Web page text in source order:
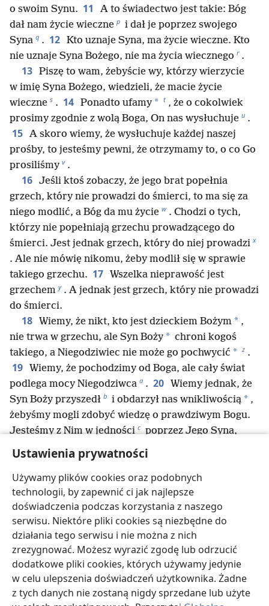
Ustawienia prywatności
Używamy plików cookies oraz podobnych
technologii, by zapewnić ci jak najlepsze
doświadczenia podczas korzystania z naszego
serwisu. Niektóre pliki cookies są niezbędne do
działania tego serwisu i nie można z nich
zrezygnować. Możesz wyrazić zgodę lub odrzucić
dodatkowe pliki cookies, których używamy jedynie
w celu ulepszenia doświadczeń użytkownika. Żadne
z tych danych nie zostaną nigdy sprzedane lub użyte
o swoim Synu. 11
A to świadectwo jest takie: Bóg
dał nam życie wieczne p i dał je poprzez swojego
Syna q . 12 Kto uznaje Syna, ma życie wieczne. Kto
nie uznaje Syna Bożego, nie ma życia wiecznego r .
13 Piszę to wam, żebyście wy, którzy wierzycie
w imię Syna Bożego, wiedzieli, że macie życie
wieczne s . 14 Ponadto ufamy * t , że o cokolwiek
prosimy zgodnie z wolą Boga, On nas wysłuchuje u .
15 A skoro wiemy, że wysłuchuje każdej naszej
prośby, to jesteśmy pewni, że otrzymamy to, o co Go
prosiliśmy v .
16 Jeśli ktoś zobaczy, że jego brat popełnia
grzech, który nie prowadzi do śmierci, to ma się za
niego modlić, a Bóg da mu życie w . Chodzi o tych,
którzy nie popełniają grzechu prowadzącego do
śmierci. Jest jednak grzech, który do niej prowadzi x
. Ale nie mówię nikomu, żeby modlił się w sprawie
takiego grzechu. 17 Wszelka nieprawość jest
grzechem y . A jednak jest grzech, który nie prowadzi
do śmierci.
18 Wiemy, że nikt, kto jest dzieckiem Bożym * ,
nie trwa w grzechu, ale Syn Boży * chroni kogoś
takiego, a Niegodziwiec nie może go pochwycić * z .
19 Wiemy, że pochodzimy od Boga, ale cały świat
podlega mocy Niegodziwca a . 20 Wiemy jednak, że
Syn Boży przyszedł b i obdarzył nas wnikliwością * ,
żebyśmy mogli zdobyć wiedzę o prawdziwym Bogu.
Jesteśmy z Nim w jedności c poprzez Jego Syna,
Jezusa Chrystusa. Tak, to jest prawdziwy Bóg i życie
d 21 Dzieci, strzeżcie się bożków
Wstecz Dalej
Prawa autorskie do tej publikacji
Copyright©2026 Watch Tower Bible and Tract Society of
Pennsylvania.